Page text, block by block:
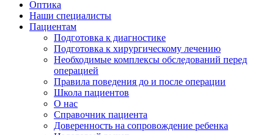
Оптика
Наши специалисты
Пациентам
Подготовка к диагностике
Подготовка к хирургическому лечению
Необходимые комплексы обследований перед
операцией
Правила поведения до и после операции
Школа пациентов
О нас
Справочник пациента
Доверенность на сопровождение ребенка